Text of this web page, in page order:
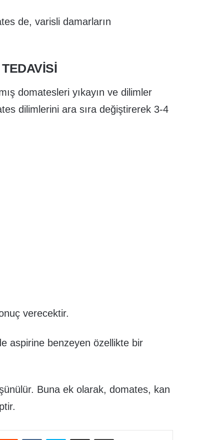
de, varisli damarların
domatesleri yıkayın ve dilimler
dilimlerini ara sıra değiştirerek 3-4
verecektir.
aspirine benzeyen özellikte bir
Buna ek olarak, domates, kan
Reddit VKontakteSkype E-Posta ile paylaş Yazdır